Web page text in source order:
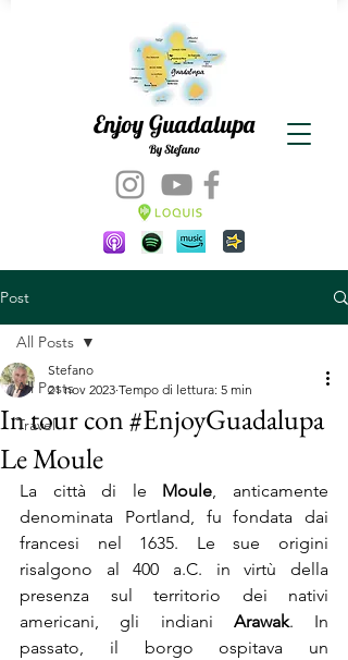
Enjoy Guadalupa
By Stefano
Post
All Posts
Travel
All Posts
In tour con #EnjoyGuadalupa
Le Moule
Stefano
21 nov 2023 Tempo di lettura: 5 min
La città di le Moule, anticamente
denominata Portland, fu fondata dai
francesi nel 1635. Le sue origini
risalgono al 400 a.C. in virtù della
presenza sul territorio dei nativi
americani, gli indiani Arawak. In
passato, il borgo ospitava un